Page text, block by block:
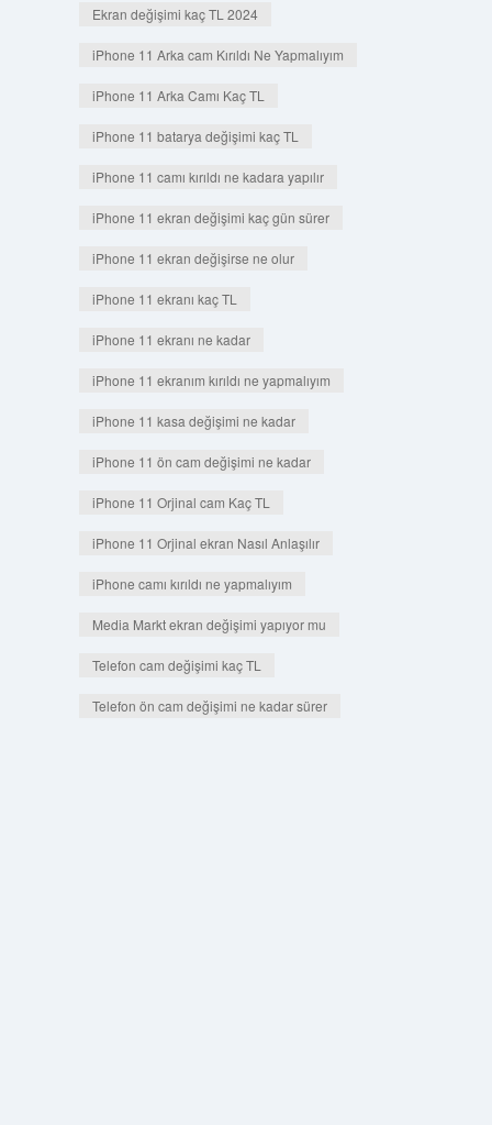
Ekran değişimi kaç TL 2024
iPhone 11 Arka cam Kırıldı Ne Yapmalıyım
iPhone 11 Arka Camı Kaç TL
iPhone 11 batarya değişimi kaç TL
iPhone 11 camı kırıldı ne kadara yapılır
iPhone 11 ekran değişimi kaç gün sürer
iPhone 11 ekran değişirse ne olur
iPhone 11 ekranı kaç TL
iPhone 11 ekranı ne kadar
iPhone 11 ekranım kırıldı ne yapmalıyım
iPhone 11 kasa değişimi ne kadar
iPhone 11 ön cam değişimi ne kadar
iPhone 11 Orjinal cam Kaç TL
iPhone 11 Orjinal ekran Nasıl Anlaşılır
iPhone camı kırıldı ne yapmalıyım
Media Markt ekran değişimi yapıyor mu
Telefon cam değişimi kaç TL
Telefon ön cam değişimi ne kadar sürer